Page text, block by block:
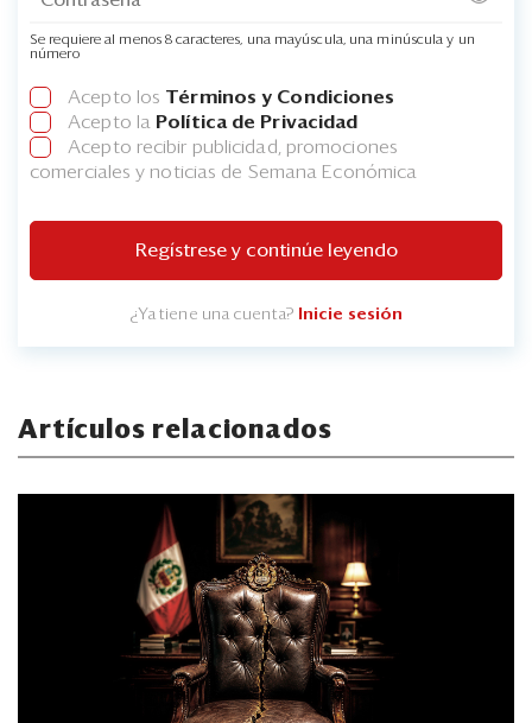
Se requiere al menos 8 caracteres, una mayúscula, una minúscula y un
número
Acepto los Términos y Condiciones
Acepto la Política de Privacidad
Acepto recibir publicidad, promociones
comerciales y noticias de Semana Económica
Regístrese y continúe leyendo
¿Ya tiene una cuenta? Inicie sesión
Artículos relacionados